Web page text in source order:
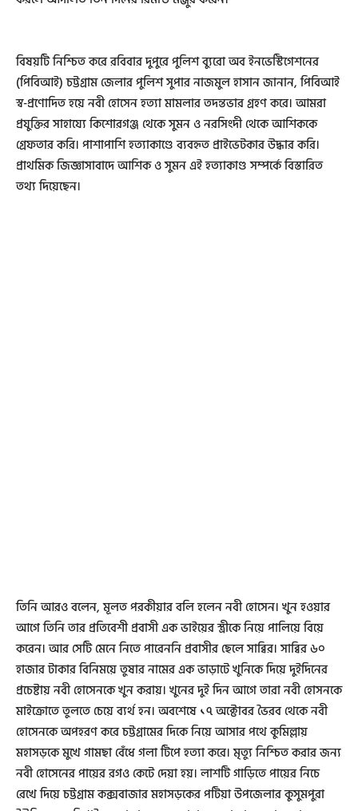
বিষয়টি নিশ্চিত করে রবিবার দুপুরে পুলিশ ব্যুরো অব ইনভেস্টিগেশনের
(পিবিআই) চট্টগ্রাম জেলার পুলিশ সুপার নাজমুল হাসান জানান, পিবিআই
স্ব-প্রণোদিত হয়ে নবী হোসেন হত্যা মামলার তদন্তভার গ্রহণ করে। আমরা
প্রযুক্তির সাহায্যে কিশোরগঞ্জ থেকে সুমন ও নরসিংদী থেকে আশিককে
গ্রেফতার করি। পাশাপাশি হত্যাকাণ্ডে ব্যবহৃত প্রাইভেটকার উদ্ধার করি।
প্রাথমিক জিজ্ঞাসাবাদে আশিক ও সুমন এই হত্যাকাণ্ড সম্পর্কে বিস্তারিত
তথ্য দিয়েছেন।
তিনি আরও বলেন, মূলত পরকীয়ার বলি হলেন নবী হোসেন। খুন হওয়ার
আগে তিনি তার প্রতিবেশী প্রবাসী এক ভাইয়ের স্ত্রীকে নিয়ে পালিয়ে বিয়ে
করেন। আর সেটি মেনে নিতে পারেননি প্রবাসীর ছেলে সাব্বির। সাব্বির ৬০
হাজার টাকার বিনিময়ে তুষার নামের এক ভাড়াটে খুনিকে দিয়ে দুইদিনের
প্রচেষ্টায় নবী হোসেনকে খুন করায়। খুনের দুই দিন আগে তারা নবী হোসনকে
মাইক্রোতে তুলতে চেয়ে ব্যর্থ হন। অবশেষে ১৭ অক্টোবর ভৈরব থেকে নবী
হোসেনকে অপহরণ করে চট্টগ্রামের দিকে নিয়ে আসার পথে কুমিল্লায়
মহাসড়কে মুখে গামছা বেঁধে গলা টিপে হত্যা করে। মৃত্যু নিশ্চিত করার জন্য
নবী হোসেনের পায়ের রগও কেটে দেয়া হয়। লাশটি গাড়িতে পায়ের নিচে
রেখে দিয়ে চট্টগ্রাম কক্সবাজার মহাসড়কের পটিয়া উপজেলার কুসুমপুরা